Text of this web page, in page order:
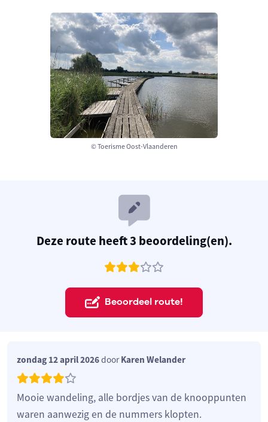
© Toerisme Oost-Vlaanderen
Deze route heeft 3 beoordeling(en).
Beoordeel route!
zondag 12 april 2026doorKaren Welander
Mooie wandeling, alle bordjes van de knooppunten
waren aanwezig en de nummers klopten.